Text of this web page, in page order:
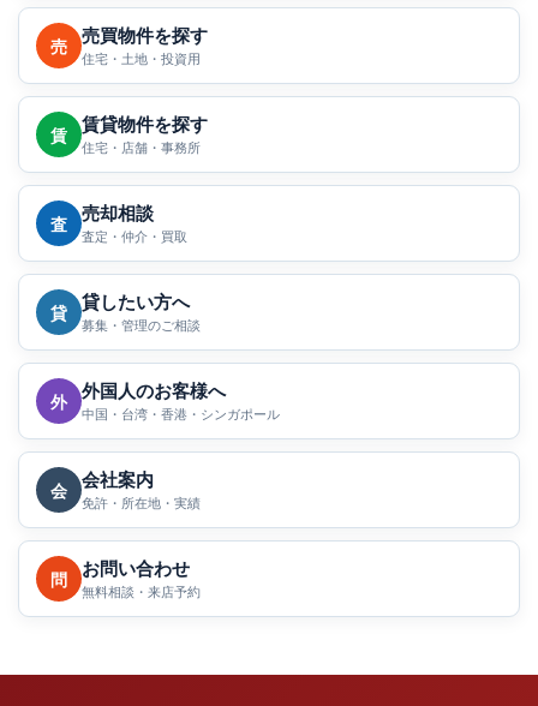
売 売買物件を探す
住宅・土地・投資用
賃 賃貸物件を探す
住宅・店舗・事務所
査 売却相談
査定・仲介・買取
貸 貸したい方へ
募集・管理のご相談
外 外国人のお客様へ
中国・台湾・香港・シンガポール
会 会社案内
免許・所在地・実績
問 お問い合わせ
無料相談・来店予約